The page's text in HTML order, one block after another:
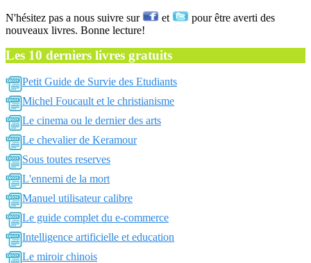
N'hésitez pas a nous suivre sur et
pour être averti des
nouveaux livres. Bonne lecture!
Les 10 derniers livres gratuits
Petit Guide de Survie des Etudiants
Michel Foucault et le christianisme
Le cinema ou le dernier des arts
Le chevalier de Keramour
Sous toutes reserves
L'ennemi de la mort
Manuel utilisateur calibre
Le guide complet du e-commerce
Intelligence artificielle et education
Le miroir chinois